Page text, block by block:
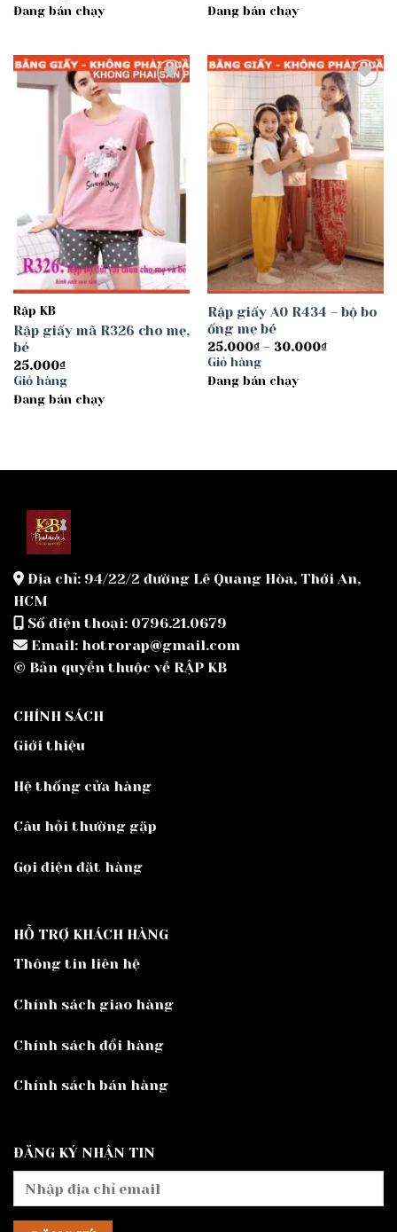
Đang bán chạy
Đang bán chạy
wishlist
Rập KB
Rập giấy mã R326 cho mẹ,
bé
25.000₫
Giỏ hàng
Đang bán chạy
Add to
wishlist
Rập giấy A0 R434 – bộ bo
ống mẹ bé
25.000₫ – 30.000₫Khoảng
Giỏ hàng
Đang bán chạy
Địa chỉ: 94/22/2 đường Lê Quang Hòa, Thới An,
HCM
Số điện thoại: 0796.21.0679
Email: hotrorap@gmail.com
© Bản quyền thuộc về RẬP KB
CHÍNH SÁCH
Giới thiệu
Hệ thống cửa hàng
Câu hỏi thường gặp
Gọi điện đặt hàng
HỖ TRỢ KHÁCH HÀNG
Thông tin liên hệ
Chính sách giao hàng
Chính sách đổi hàng
Chính sách bán hàng
ĐĂNG KÝ NHẬN TIN